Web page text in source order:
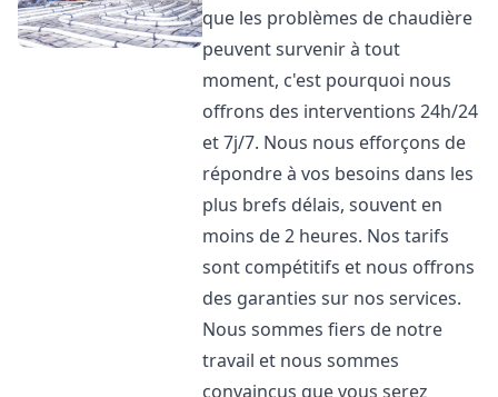
que les problèmes de chaudière
peuvent survenir à tout
moment, c'est pourquoi nous
offrons des interventions 24h/24
et 7j/7. Nous nous efforçons de
répondre à vos besoins dans les
plus brefs délais, souvent en
moins de 2 heures. Nos tarifs
sont compétitifs et nous offrons
des garanties sur nos services.
Nous sommes fiers de notre
travail et nous sommes
convaincus que vous serez